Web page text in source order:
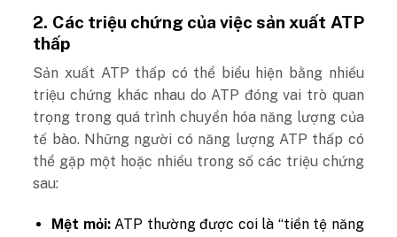
2. Các triệu chứng của việc sản xuất ATP
thấp
Sản xuất ATP thấp có thể biểu hiện bằng nhiều
triệu chứng khác nhau do ATP đóng vai trò quan
trọng trong quá trình chuyển hóa năng lượng của
tế bào. Những người có năng lượng ATP thấp có
thể gặp một hoặc nhiều trong số các triệu chứng
sau:
Mệt mỏi:ATP thường được coi là “tiền tệ năng